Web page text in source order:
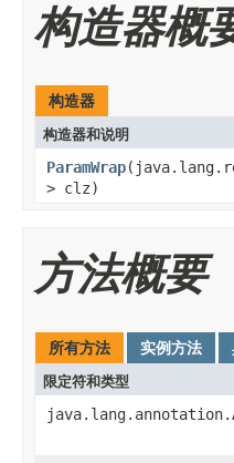
构造器概
构造器
构造器和说明
ParamWrap
> clz)
方法概要
所有方法 实例方法
限定符和类型